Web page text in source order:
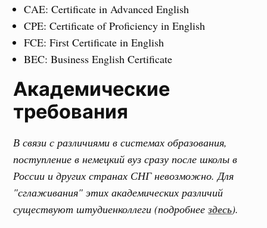
CAE: Certificate in Advanced English
CPE: Certificate of Proficiency in English
FCE: First Certificate in English
BEC: Business English Certificate
Академические
требования
В связи с различиями в системах образования,
поступление в немецкий вуз сразу после школы в
России и других странах СНГ невозможно. Для
"сглаживания" этих академических различий
существуют штудиенколлеги (подробнеездесь).